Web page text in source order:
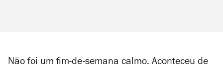
Não foi um fim-de-semana calmo. Aconteceu de